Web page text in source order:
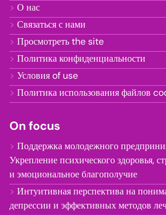
О нас
Связаться с нами
Просмотреть the site
Политика конфиденциальности
Условия of use
Политика использования файлов
On focus
Поддержка молодежного
Укрепление психического здоровья,
и эмоциональное благополучие
Интуитивная перспектива на
депрессии и эффективных методов